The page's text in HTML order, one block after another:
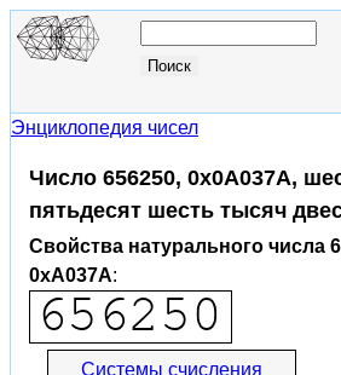
Энциклопедия чисел
Число 656250, 0x0A037A,
пятьдесят шесть тысяч
Свойства натурального числа
0xA037A:
Системы счисления